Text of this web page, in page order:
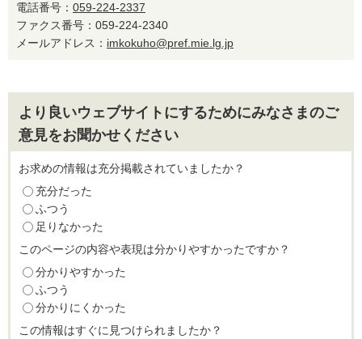
電話番号： 059-224-2337
ファクス番号：059-224-2340
メールアドレス： imkokuho@pref.mie.lg.jp
より良いウェブサイトにするためにみなさまのご
意見をお聞かせください
お求めの情報は充分掲載されていましたか？
充分だった
ふつう
足りなかった
このページの内容や表現は分かりやすかったですか？
分かりやすかった
ふつう
分かりにくかった
この情報はすぐに見つけられましたか？